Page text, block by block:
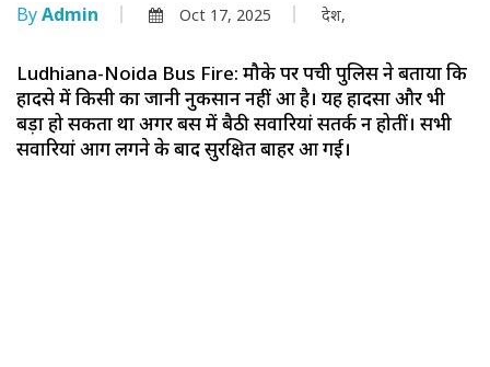
ByAdmin Oct 17, 2025 देश,
Ludhiana-Noida Bus Fire: मौके पर पहुंची पुलिस ने बताया कि
हादसे में किसी का जानी नुकसान नहीं हुआ है। यह हादसा और भी
बड़ा हो सकता था अगर बस में बैठी सवारियां सतर्क न होतीं। सभी
सवारियां आग लगने के बाद सुरक्षित बाहर आ गई।